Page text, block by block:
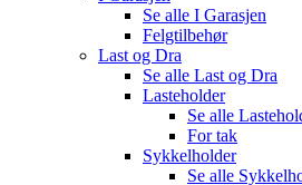
Se alle I Garasjen
Felgtilbehør
Last og Dra
Se alle Last og Dra
Lasteholder
Se alle
For tak
Sykkelholder
Se alle